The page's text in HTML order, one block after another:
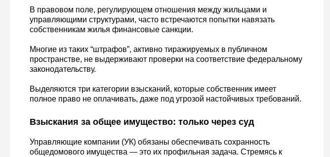
В правовом поле, регулирующем отношения между жильцами и
управляющими структурами, часто встречаются попытки навязать
собственникам жилья финансовые санкции.
Многие из таких “штрафов”, активно тиражируемых в публичном
пространстве, не выдерживают проверки на соответствие федеральному
законодательству.
Выделяются три категории взысканий, которые собственник имеет
полное право не оплачивать, даже под угрозой настойчивых требований.
Взыскания за общее имущество: только через суд
Управляющие компании (УК) обязаны обеспечивать сохранность
общедомового имущества — это их профильная задача. Стремясь к